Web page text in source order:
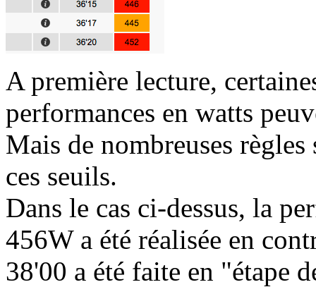
A première lecture,
performances en watts
Mais de nombreuses
ces seuils.
Dans le cas ci-dessus, la
456W a été réalisée en
38'00 a été faite en "étape